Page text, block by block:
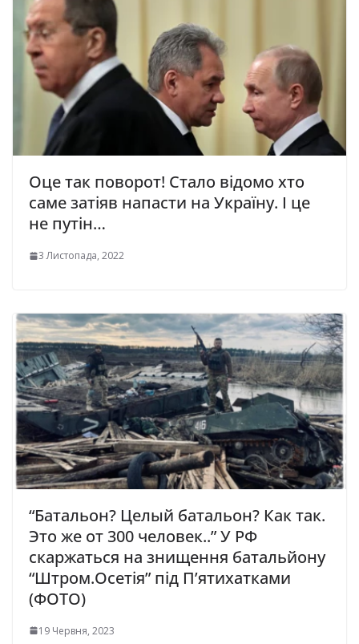
Оце так поворот! Стало відомо хто
саме затіяв напасти на Україну. І це
не путін…
3 Листопада, 2022
“Батальон? Целый батальон? Как так.
Это же от 300 человек..” У РФ
скаржаться на знищення бaтaльйoну
“Штpoм.Oceтiя” пiд П’ятиxaткaми
(ФОТО)
19 Червня, 2023